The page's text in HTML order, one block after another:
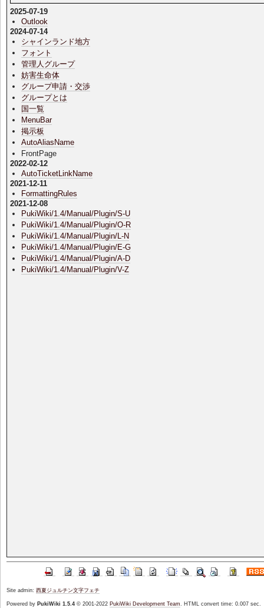
2025-07-19
Outlook
2024-07-14
シャインランド地方
フォント
管理人グループ
妨害生命体
グループ申請・交渉
グループとは
国一覧
MenuBar
掲示板
AutoAliasName
FrontPage
2022-02-12
AutoTicketLinkName
2021-12-11
FormattingRules
2021-12-08
PukiWiki/1.4/Manual/Plugin/S-U
PukiWiki/1.4/Manual/Plugin/O-R
PukiWiki/1.4/Manual/Plugin/L-N
PukiWiki/1.4/Manual/Plugin/E-G
PukiWiki/1.4/Manual/Plugin/A-D
PukiWiki/1.4/Manual/Plugin/V-Z
Site admin: 西夏ジュルチン文字フェチ
Powered by PukiWiki 1.5.4© 2001-2022 PukiWiki Development Team. HTML convert time: 0.007 sec.